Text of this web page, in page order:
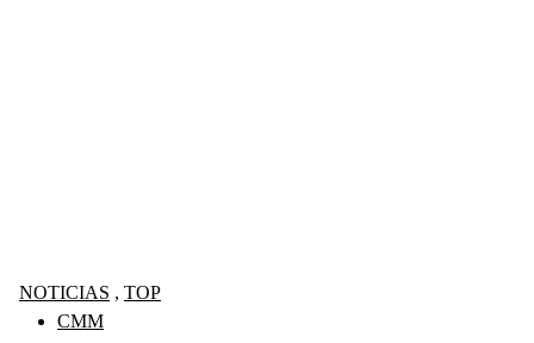
NOTICIAS , TOP
CMM